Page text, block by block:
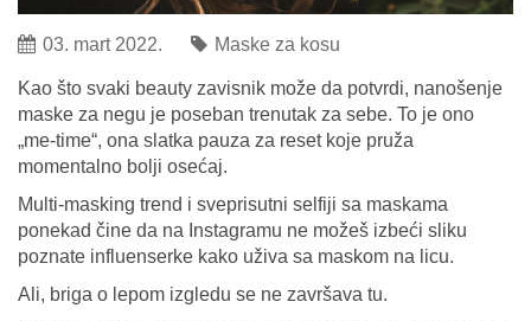
03. mart 2022. Maske za kosu
Kao što svaki beauty zavisnik može da potvrdi, nanošenje
maske za negu je poseban trenutak za sebe. To je ono
„me-time“, ona slatka pauza za reset koje pruža
momentalno bolji osećaj.
Multi-masking trend i sveprisutni selfiji sa maskama
ponekad čine da na Instagramu ne možeš izbeći sliku
poznate influenserke kako uživa sa maskom na licu.
Ali, briga o lepom izgledu se ne završava tu.